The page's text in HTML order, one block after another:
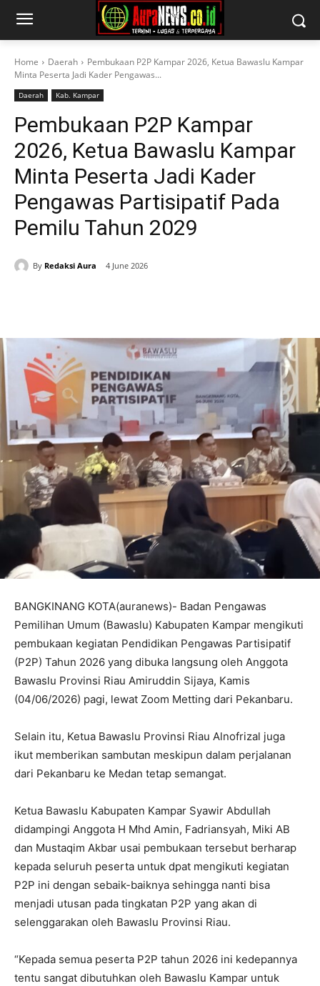
Home Daerah
Pembukaan P2P Kampar 2026, Ketua Bawaslu Kampar
Minta Peserta Jadi Kader Pengawas...
Daerah Kab. Kampar
Pembukaan P2P Kampar
2026, Ketua Bawaslu Kampar
Minta Peserta Jadi Kader
Pengawas Partisipatif Pada
Pemilu Tahun 2029
By Redaksi Aura 4 June 2026
BANGKINANG KOTA(auranews)- Badan Pengawas
Pemilihan Umum (Bawaslu) Kabupaten Kampar mengikuti
pembukaan kegiatan Pendidikan Pengawas Partisipatif
(P2P) Tahun 2026 yang dibuka langsung oleh Anggota
Bawaslu Provinsi Riau Amiruddin Sijaya, Kamis
(04/06/2026) pagi, lewat Zoom Metting dari Pekanbaru.
Selain itu, Ketua Bawaslu Provinsi Riau Alnofrizal juga
ikut memberikan sambutan meskipun dalam perjalanan
dari Pekanbaru ke Medan tetap semangat.
Ketua Bawaslu Kabupaten Kampar Syawir Abdullah
didampingi Anggota H Mhd Amin, Fadriansyah, Miki AB
dan Mustaqim Akbar usai pembukaan tersebut berharap
kepada seluruh peserta untuk dpat mengikuti kegiatan
P2P ini dengan sebaik-baiknya sehingga nanti bisa
menjadi utusan pada tingkatan P2P yang akan di
selenggarakan oleh Bawaslu Provinsi Riau.
“Kepada semua peserta P2P tahun 2026 ini kedepannya
tentu sangat dibutuhkan oleh Bawaslu Kampar untuk